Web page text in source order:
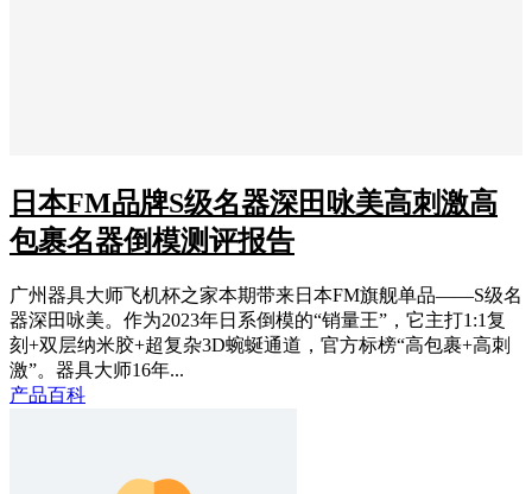
日本FM品牌S级名器深田咏美高刺激高
包裹名器倒模测评报告
广州器具大师飞机杯之家本期带来日本FM旗舰单品——S级名
器深田咏美。作为2023年日系倒模的“销量王”，它主打1:1复
刻+双层纳米胶+超复杂3D蜿蜒通道，官方标榜“高包裹+高刺
激”。器具大师16年...
产品百科